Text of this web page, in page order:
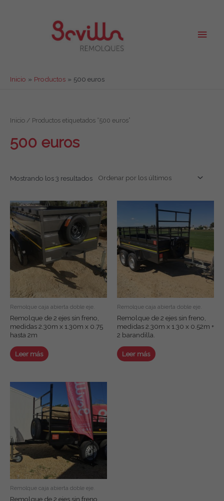
Inicio Productos 500 euros
Inicio / Productos etiquetados “500 euros”
500 euros
Mostrando los 3 resultados
Remolque caja abierta doble eje.
Remolque de 2 ejes sin freno,
medidas 2.30m x 1.30m x 0.75
hasta 2m
Leer más
Remolque caja abierta doble eje.
Remolque de 2 ejes sin freno,
medidas 2.30m x 1.30 x 0.52m +
2 barandilla.
Leer más
Remolque caja abierta doble eje.
Remolque de 2 ejes sin freno,